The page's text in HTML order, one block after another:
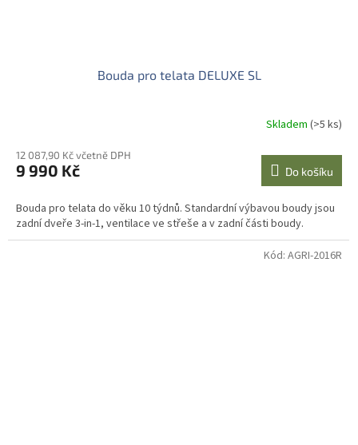
Bouda pro telata DELUXE SL
Skladem (>5 ks)
12 087,90 Kč včetně DPH
9 990 Kč Do košíku
Bouda pro telata do věku 10 týdnů. Standardní výbavou boudy jsou
zadní dveře 3-in-1, ventilace ve střeše a v zadní části boudy.
Kód: AGRI-2016R